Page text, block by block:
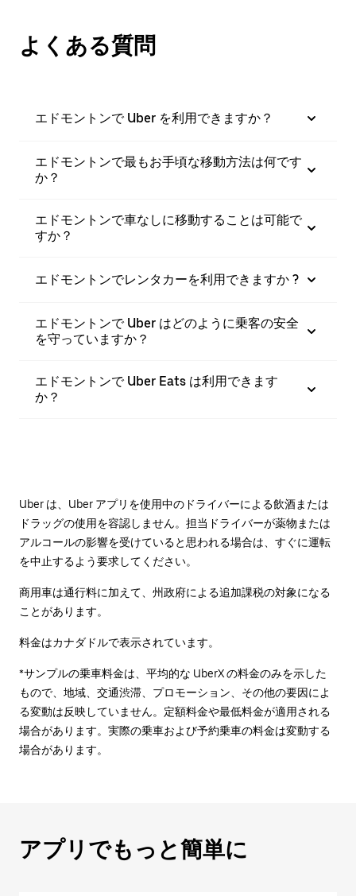
よくある質問
エドモントンで Uber を利用できますか？
エドモントンで最もお手頃な移動方法は何です
か？
エドモントンで車なしに移動することは可能で
すか？
エドモントンでレンタカーを利用できますか ?
エドモントンで Uber はどのように乗客の安全
を守っていますか？
エドモントンで Uber Eats は利用できます
か？
Uber は、Uber アプリを使用中のドライバーによる飲酒または
ドラッグの使用を容認しません。担当ドライバーが薬物または
アルコールの影響を受けていると思われる場合は、すぐに運転
を中止するよう要求してください。
商用車は通行料に加えて、州政府による追加課税の対象になる
ことがあります。
料金はカナダドルで表示されています。
*サンプルの乗車料金は、平均的な UberX の料金のみを示した
もので、地域、交通渋滞、プロモーション、その他の要因によ
る変動は反映していません。定額料金や最低料金が適用される
場合があります。実際の乗車および予約乗車の料金は変動する
場合があります。
アプリでもっと簡単に